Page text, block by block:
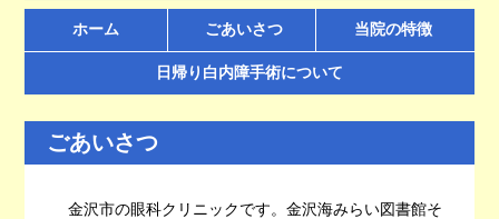
ホーム ごあいさつ 当院の特徴
日帰り白内障手術について
ごあいさつ
金沢市の眼科クリニックです。金沢海みらい図書館そ